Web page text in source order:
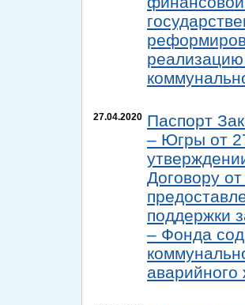
27.04.2020 Паспорт
– Югры от
Договору
поддержки
– Фонда